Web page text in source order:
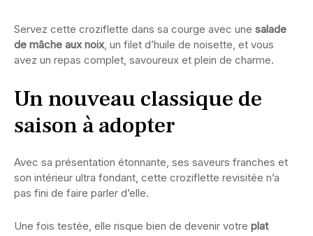
Servez cette croziflette dans sa courge avec une salade
de mâche aux noix, un filet d’huile de noisette, et vous
avez un repas complet, savoureux et plein de charme.
Un nouveau classique de
saison à adopter
Avec sa présentation étonnante, ses saveurs franches et
son intérieur ultra fondant, cette croziflette revisitée n’a
pas fini de faire parler d’elle.
Une fois testée, elle risque bien de devenir votre plat